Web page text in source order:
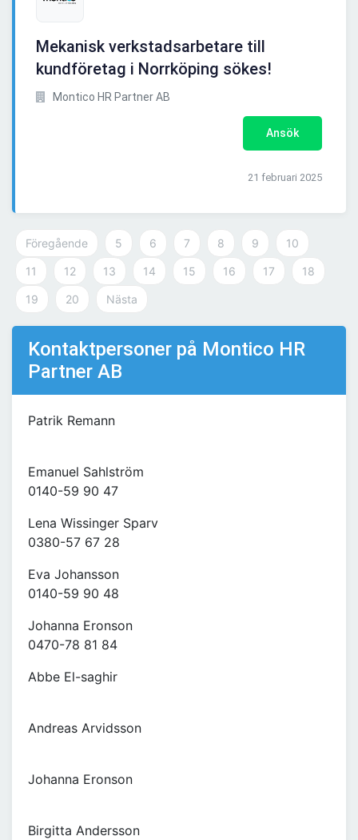
Mekanisk verkstadsarbetare till
kundföretag i Norrköping sökes!
Montico HR Partner AB
Ansök
21 februari 2025
Föregående 5 6 7 8 9 10
11 12 13 14 15 16 17 18
19 20 Nästa
Kontaktpersoner på Montico HR
Partner AB
Patrik Remann
Emanuel Sahlström
0140-59 90 47
Lena Wissinger Sparv
0380-57 67 28
Eva Johansson
0140-59 90 48
Johanna Eronson
0470-78 81 84
Abbe El-saghir
Andreas Arvidsson
Johanna Eronson
Birgitta Andersson